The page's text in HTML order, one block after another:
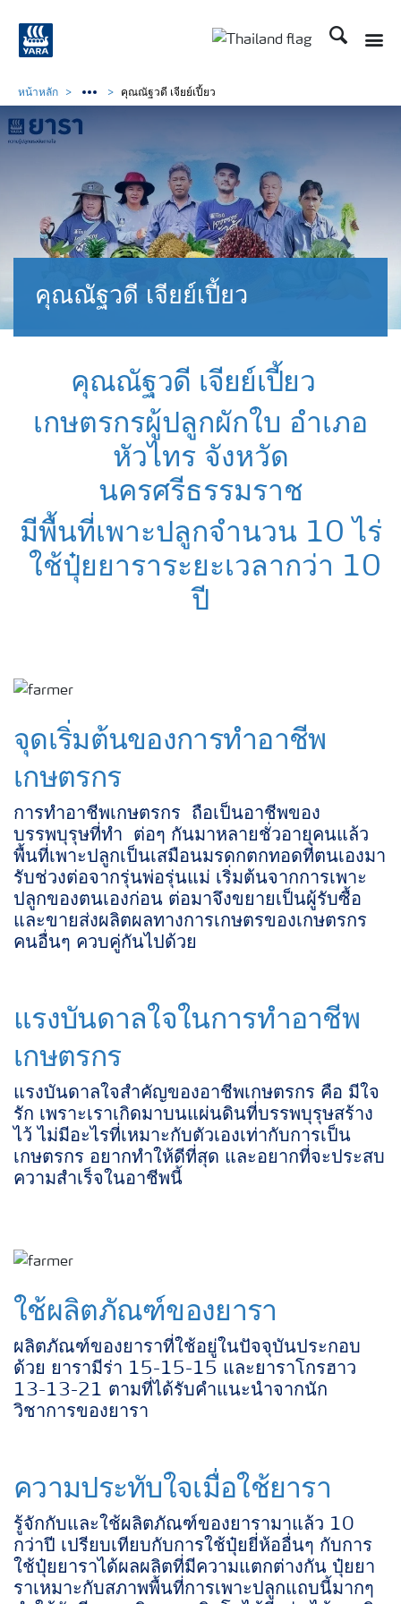
ค้นหา
คุณณัฐวดี เจียย์เปี้ยว
หน้าหลัก คุณณัฐวดี เจียย์เปี้ยว
คุณณัฐวดี เจียย์เปี้ยว
เกษตรกรผู้ปลูกผักใบ อำเภอ
หัวไทร จังหวัด
นครศรีธรรมราช
มีพื้นที่เพาะปลูกจำนวน 10 ไร่
ใช้ปุ๋ยยาราระยะเวลากว่า 10
ปี
จุดเริ่มต้นของการทำอาชีพ
เกษตรกร
การทำอาชีพเกษตรกร ถือเป็นอาชีพของ
บรรพบุรุษที่ทำ ต่อๆ กันมาหลายชั่วอายุคนแล้ว
พื้นที่เพาะปลูกเป็นเสมือนมรดกตกทอดที่ตนเองมา
รับช่วงต่อจากรุ่นพ่อรุ่นแม่ เริ่มต้นจากการเพาะ
ปลูกของตนเองก่อน ต่อมาจึงขยายเป็นผู้รับซื้อ
และขายส่งผลิตผลทางการเกษตรของเกษตรกร
คนอื่นๆ ควบคู่กันไปด้วย
แรงบันดาลใจในการทำอาชีพ
เกษตรกร
แรงบันดาลใจสำคัญของอาชีพเกษตรกร คือ มีใจ
รัก เพราะเราเกิดมาบนแผ่นดินที่บรรพบุรุษสร้าง
ไว้ ไม่มีอะไรที่เหมาะกับตัวเองเท่ากับการเป็น
เกษตรกร อยากทำให้ดีที่สุด และอยากที่จะประสบ
ความสำเร็จในอาชีพนี้
ใช้ผลิตภัณฑ์ของยารา
ผลิตภัณฑ์ของยาราที่ใช้อยู่ในปัจจุบันประกอบ
ด้วย ยารามีร่า 15-15-15 และยาราโกรฮาว
13-13-21 ตามที่ได้รับคำแนะนำจากนัก
วิชาการของยารา
ความประทับใจเมื่อใช้ยารา
รู้จักกับและใช้ผลิตภัณฑ์ของยารามาแล้ว 10
กว่าปี เปรียบเทียบกับการใช้ปุ๋ยยี่ห้ออื่นๆ กับการ
ใช้ปุ๋ยยาราได้ผลผลิตที่มีความแตกต่างกัน ปุ๋ยยา
ราเหมาะกับสภาพพื้นที่การเพาะปลูกแถบนี้มากๆ